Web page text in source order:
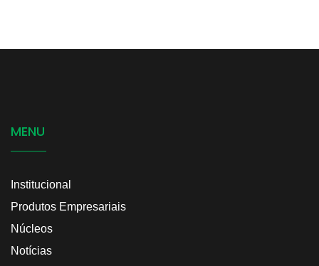
MENU
Institucional
Produtos Empresariais
Núcleos
Notícias